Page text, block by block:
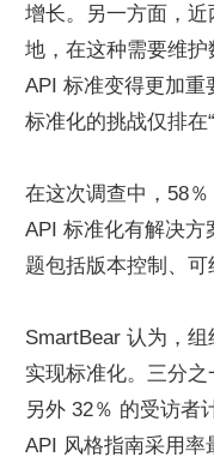
增长。另一方面，
地，在这种需要维
API 标准变得更加重
标准化的挑战仅排在
在这次调查中，58
API 标准化有解决方
题包括版本控制、可
SmartBear 认为，
实现标准化。三分之
另外 32％ 的受访者
API 风格指南采用率